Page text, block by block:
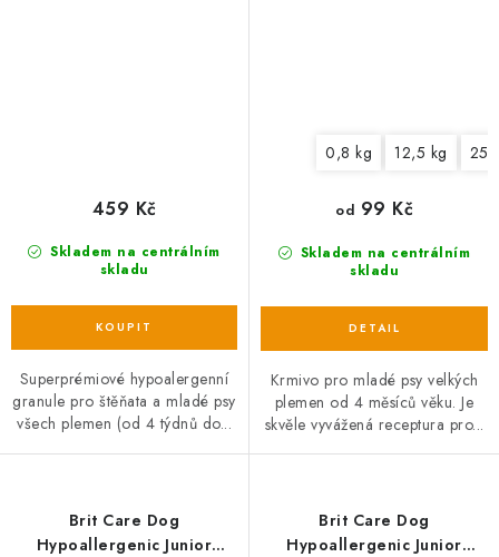
Skladem na centrálním
skladu
459 Kč
Superprémiové hypoalergenní
granule pro štěňata a mladé psy
všech plemen (od 4 týdnů do...
0,8 kg 12,5 kg 25
Skladem na centrálním
skladu
od 99 Kč
Krmivo pro mladé psy velkých
plemen od 4 měsíců věku. Je
skvěle vyvážená receptura pro...
Brit Care Dog
Hypoallergenic Junior
Brit Care Dog
Hypoallergenic Junior